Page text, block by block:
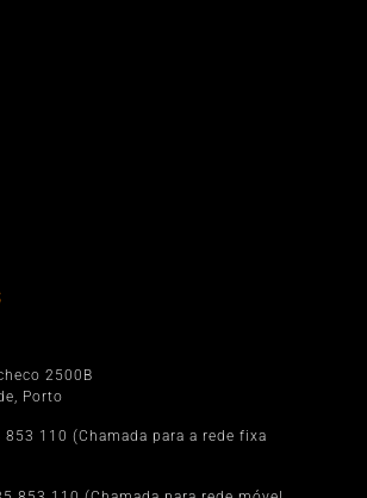
2500B
Porto
110 (Chamada para a rede fixa